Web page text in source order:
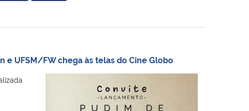
e UFSM/FW chega às telas do Cine Globo